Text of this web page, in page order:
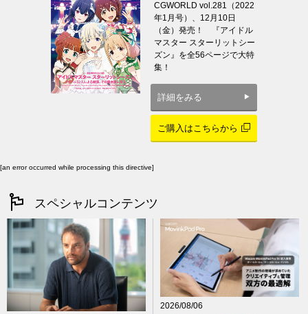
CGWORLD vol.281（2022
年1月号）、12月10日
（金）発売！ 『アイドル
マスター スターリットシー
ズン』を全56ページで大特
集！
詳細をみる
ご購入はこちらから
[an error occurred while processing this directive]
スペシャルコンテンツ
2026/08/06